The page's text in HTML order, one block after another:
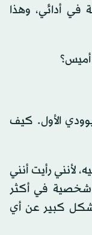
أدائي، وهذا
أميس؟
الأول. كيف
لأنني رأيت أنني
شخصية في أكثر
كبير عن أي